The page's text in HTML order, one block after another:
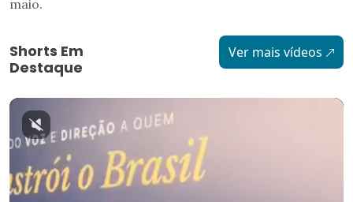
maio.
Shorts Em
Destaque
Ver mais vídeos